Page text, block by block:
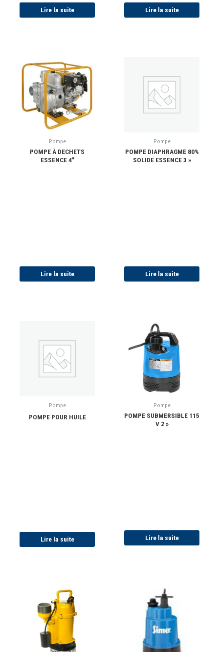
Lire la suite Lire la suite
Pompe
POMPE À DECHETS
ESSENCE 4″
Lire la suite
Pompe
POMPE DIAPHRAGME 80%
SOLIDE ESSENCE 3 »
Lire la suite
Pompe
POMPE POUR HUILE
Lire la suite
Pompe
POMPE SUBMERSIBLE 115
V 2 »
Lire la suite